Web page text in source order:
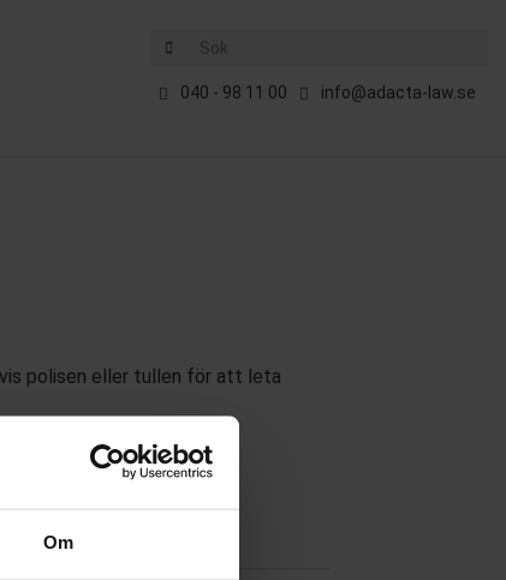
Om
Sök
040 - 98 11 00 info@adacta-law.se
polisen eller tullen för att leta